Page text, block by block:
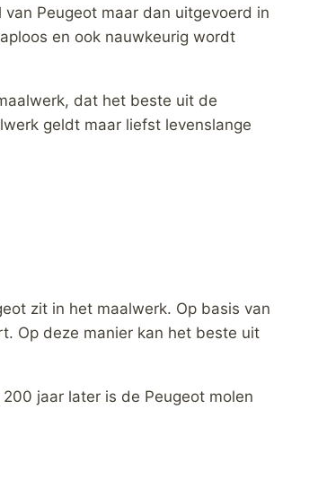
van Peugeot maar dan uitgevoerd in
en ook nauwkeurig wordt
dat het beste uit de
geldt maar liefst levenslange
zit in het maalwerk. Op basis van
Op deze manier kan het beste uit
jaar later is de Peugeot molen